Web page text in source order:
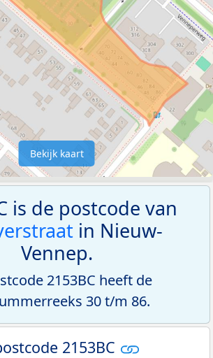
Bekijk kaart
is de postcode van
in Nieuw-
Vennep.
2153BC heeft de
30 t/m 86.
2153BC